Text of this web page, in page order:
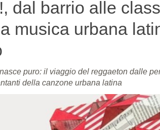
dal barrio alle
musica urbana
puro: il viaggio del reggaeton dalle
della canzone urbana latina